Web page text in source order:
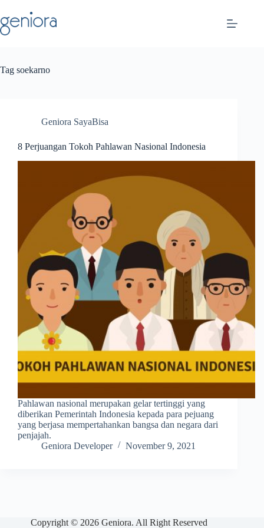
to
content
Tag soekarno
Geniora SayaBisa
8 Perjuangan Tokoh Pahlawan Nasional Indonesia
Pahlawan nasional merupakan gelar tertinggi yang
diberikan Pemerintah Indonesia kepada para pejuang
yang berjasa mempertahankan bangsa dan negara dari
penjajah.
Geniora Developer
November 9, 2021
Copyright © 2026 Geniora. All Right Reserved